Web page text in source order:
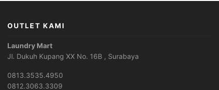
OUTLET KAMI
Laundry Mart
Jl. Dukuh Kupang XX No. 16B , Surabaya
0813.3535.4950
0812.3063.3309